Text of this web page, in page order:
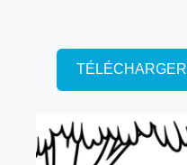
TÉLÉCHARGER